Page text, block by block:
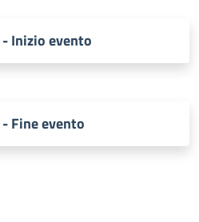
Inizio evento
Fine evento